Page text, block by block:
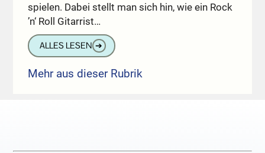
spielen. Dabei stellt man sich hin, wie ein Rock
’n‘ Roll Gitarrist…
ALLES LESEN ➔
Mehr aus dieser Rubrik